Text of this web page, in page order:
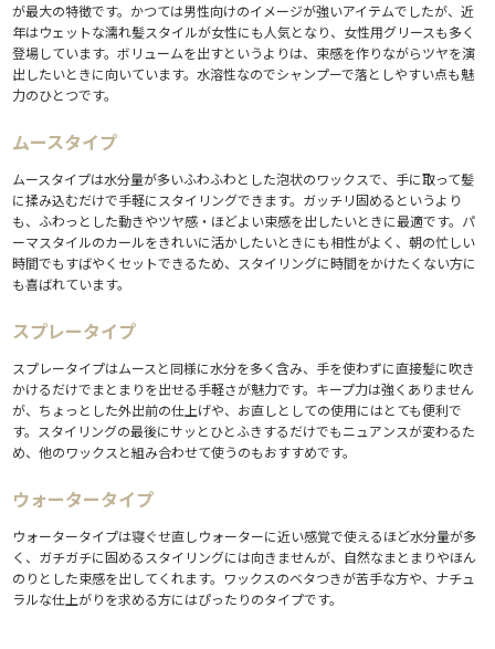
が最大の特徴です。かつては男性向けのイメージが強いアイテムでしたが、近
年はウェットな濡れ髪スタイルが女性にも人気となり、女性用グリースも多く
登場しています。ボリュームを出すというよりは、束感を作りながらツヤを演
出したいときに向いています。水溶性なのでシャンプーで落としやすい点も魅
力のひとつです。
ムースタイプ
ムースタイプは水分量が多いふわふわとした泡状のワックスで、手に取って髪
に揉み込むだけで手軽にスタイリングできます。ガッチリ固めるというより
も、ふわっとした動きやツヤ感・ほどよい束感を出したいときに最適です。パ
ーマスタイルのカールをきれいに活かしたいときにも相性がよく、朝の忙しい
時間でもすばやくセットできるため、スタイリングに時間をかけたくない方に
も喜ばれています。
スプレータイプ
スプレータイプはムースと同様に水分を多く含み、手を使わずに直接髪に吹き
かけるだけでまとまりを出せる手軽さが魅力です。キープ力は強くありません
が、ちょっとした外出前の仕上げや、お直しとしての使用にはとても便利で
す。スタイリングの最後にサッとひとふきするだけでもニュアンスが変わるた
め、他のワックスと組み合わせて使うのもおすすめです。
ウォータータイプ
ウォータータイプは寝ぐせ直しウォーターに近い感覚で使えるほど水分量が多
く、ガチガチに固めるスタイリングには向きませんが、自然なまとまりやほん
のりとした束感を出してくれます。ワックスのベタつきが苦手な方や、ナチュ
ラルな仕上がりを求める方にはぴったりのタイプです。